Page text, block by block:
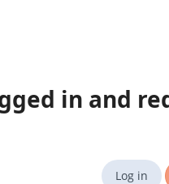
in and
Log in